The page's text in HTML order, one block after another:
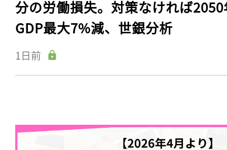
分の労働損失。対策なければ
GDP最大7%減、世銀分析
1日前